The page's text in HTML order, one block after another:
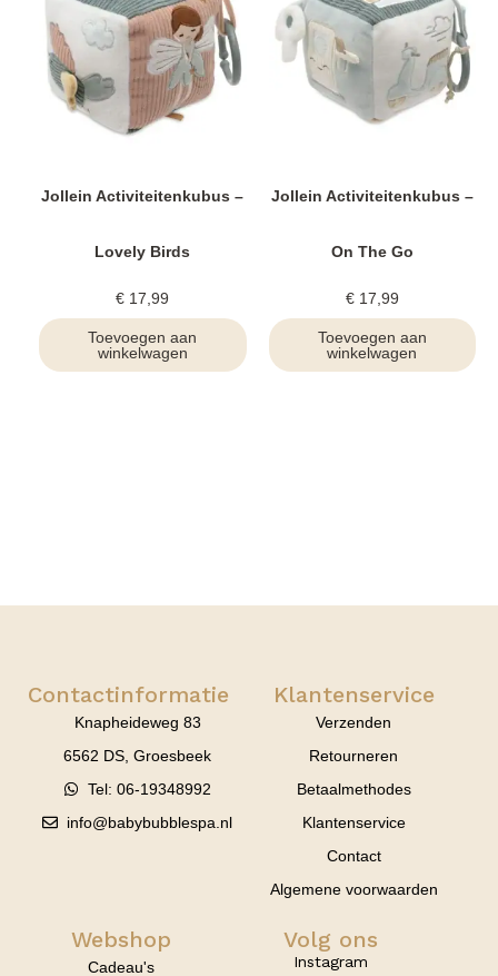
Jollein Activiteitenkubus –
Lovely Birds
€ 17,99
Toevoegen aan
winkelwagen
Jollein Activiteitenkubus –
On The Go
€17,99
Toevoegen aan
winkelwagen
Contactinformatie
Knapheideweg 83
6562 DS, Groesbeek
Tel: 06-19348992
info@babybubblespa.nl
Klantenservice
Verzenden
Retourneren
Betaalmethodes
Klantenservice
Contact
Algemene voorwaarden
Webshop
Cadeau's
Volg ons
Instagram